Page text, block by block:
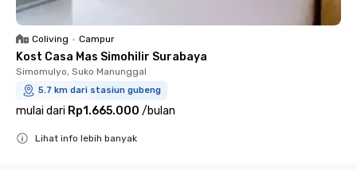
Coliving • Campur
Kost Casa Mas Simohilir Surabaya
Simomulyo, Suko Manunggal
5.7 km dari stasiun gubeng
mulai dari Rp1.665.000 /bulan
Lihat info lebih banyak